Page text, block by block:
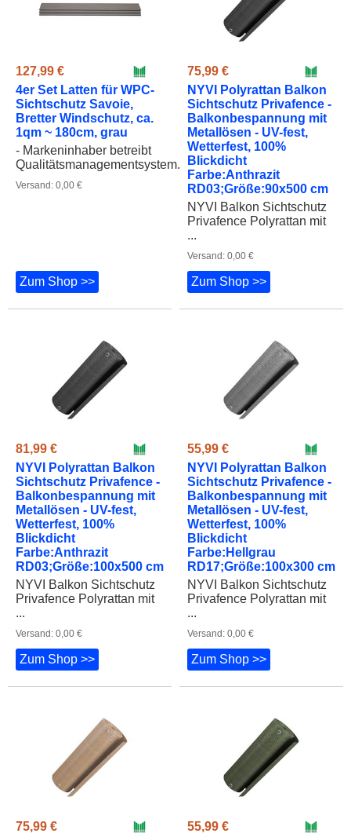
127,99 €
4er Set Latten für WPC-
Sichtschutz Savoie,
Bretter Windschutz, ca.
1qm ~ 180cm, grau
- Markeninhaber betreibt
Qualitätsmanagementsystem...
Versand: 0,00 €
Zum Shop >>
75,99 €
NYVI Polyrattan Balkon
Sichtschutz Privafence -
Balkonbespannung mit
Metallösen - UV-fest,
Wetterfest, 100%
Blickdicht
Farbe:Anthrazit
RD03;Größe:90x500 cm
NYVI Balkon Sichtschutz
Privafence Polyrattan mit
...
Versand: 0,00 €
Zum Shop >>
81,99 €
NYVI Polyrattan Balkon
Sichtschutz Privafence -
Balkonbespannung mit
Metallösen - UV-fest,
Wetterfest, 100%
Blickdicht
Farbe:Anthrazit
RD03;Größe:100x500 cm
NYVI Balkon Sichtschutz
Privafence Polyrattan mit
...
Versand: 0,00 €
Zum Shop >>
55,99 €
NYVI Polyrattan Balkon
Sichtschutz Privafence -
Balkonbespannung mit
Metallösen - UV-fest,
Wetterfest, 100%
Blickdicht
Farbe:Hellgrau
RD17;Größe:100x300 cm
NYVI Balkon Sichtschutz
Privafence Polyrattan mit
...
Versand: 0,00 €
Zum Shop >>
75,99 €
55,99 €